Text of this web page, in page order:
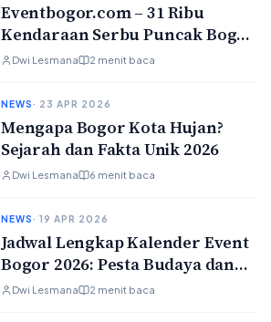
Eventbogor.com – 31 Ribu
Kendaraan Serbu Puncak Bogor
Saat Long Weekend, Arus Kini
Dwi Lesmana 2 menit baca
NEWS· 23 APR 2026
Mengapa Bogor Kota Hujan?
Sejarah dan Fakta Unik 2026
Dwi Lesmana 6 menit baca
NEWS· 19 APR 2026
Jadwal Lengkap Kalender Event
Bogor 2026: Pesta Budaya dan
Surga Kuliner Sepanjang Tahun
Dwi Lesmana 2 menit baca